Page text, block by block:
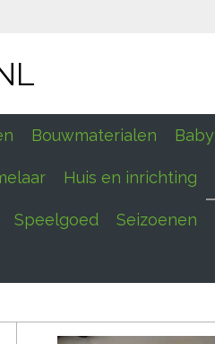
Bouwmaterialen Baby
Huis en inrichting
Speelgoed Seizoenen